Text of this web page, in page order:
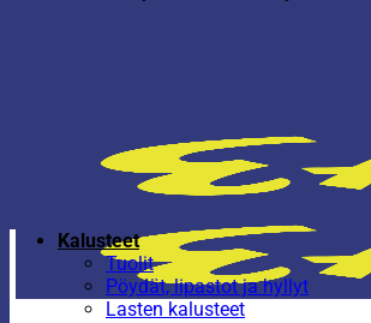
Kalusteet
Tuolit
Pöydät, lipastot ja hyllyt
Lasten kalusteet